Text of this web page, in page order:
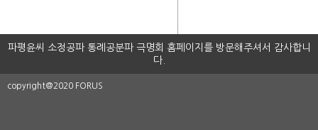
파평윤씨 소정공파 통례공분파 극명회 홈페이지를 방문해주셔서 감사합니
다.
copyright@2020 FORUS